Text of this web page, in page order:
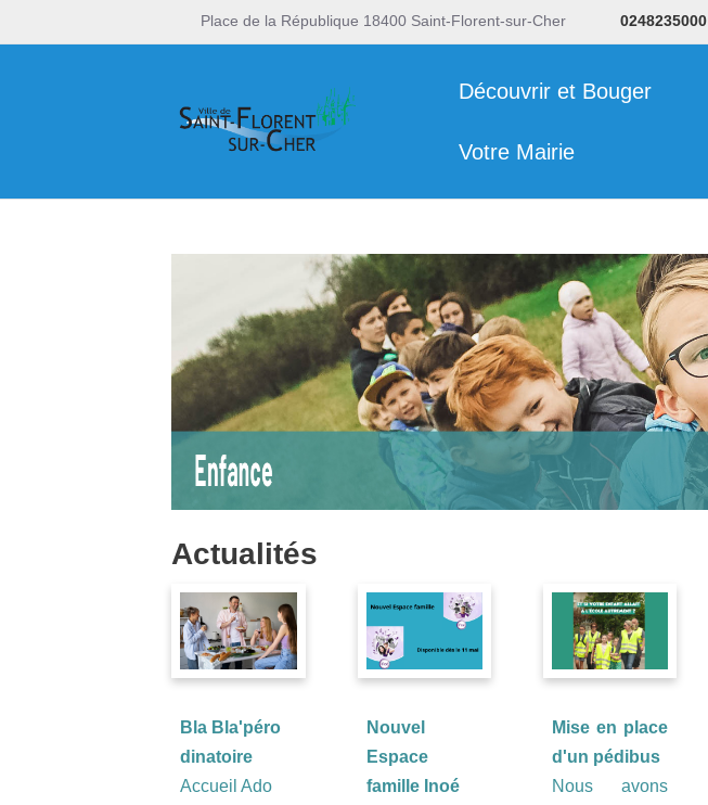
Place de la République 18400 Saint-Florent-sur-Cher 0248235000
Découvrir et Bouger
Votre Mairie
Actualités
Bla Bla'péro
dinatoire
Accueil Ado
Nouvel
Espace
famille Inoé
Mise en place
d'un pédibus
Nous avons